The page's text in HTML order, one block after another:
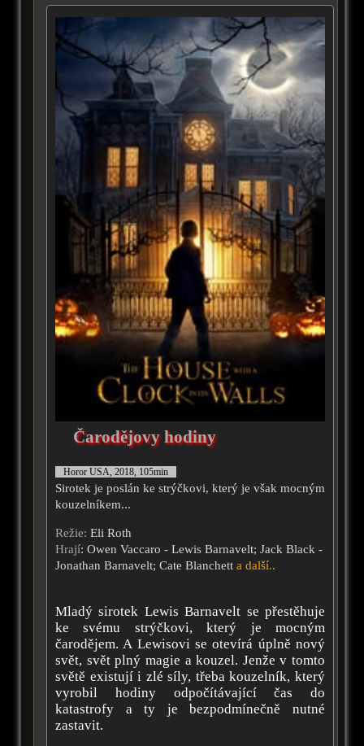
Čarodějovy hodiny
Horor USA, 2018, 105min
Sirotek je poslán ke strýčkovi, který je však mocným
kouzelníkem...
Režie: Eli Roth
Hrají: Owen Vaccaro - Lewis Barnavelt; Jack Black -
Jonathan Barnavelt; Cate Blanchett a další..
Mladý sirotek Lewis Barnavelt se přestěhuje
ke svému strýčkovi, který je mocným
čarodějem. A Lewisovi se otevírá úplně nový
svět, svět plný magie a kouzel. Jenže v tomto
světě existují i zlé síly, třeba kouzelník, který
vyrobil hodiny odpočítávající čas do
katastrofy a ty je bezpodmínečně nutné
zastavit.